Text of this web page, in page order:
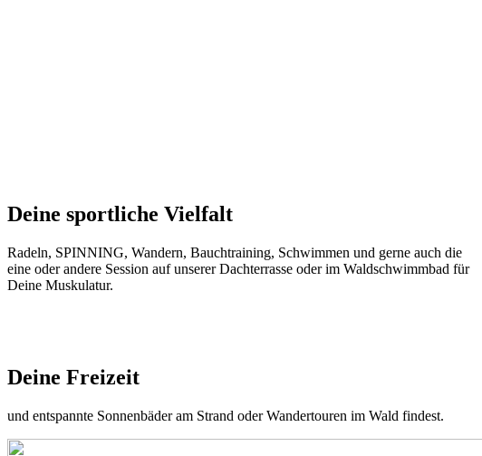
Deine sportliche Vielfalt
Radeln, SPINNING, Wandern, Bauchtraining, Schwimmen und gerne auch die
eine oder andere Session auf unserer Dachterrasse oder im Waldschwimmbad für
Deine Muskulatur.
Deine Freizeit
und entspannte Sonnenbäder am Strand oder Wandertouren im Wald findest.